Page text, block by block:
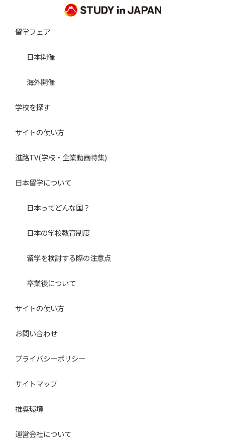
留学フェア
日本開催
海外開催
学校を探す
サイトの使い方
進路TV(学校・企業動画特集)
日本留学について
日本ってどんな国？
日本の学校教育制度
留学を検討する際の注意点
卒業後について
サイトの使い方
お問い合わせ
プライバシーポリシー
サイトマップ
推奨環境
運営会社について